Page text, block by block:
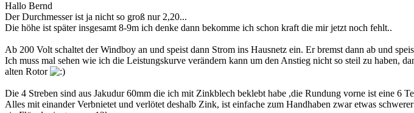
Hallo Bernd
Der Durchmesser ist ja nicht so groß nur 2,20...
Die höhe ist später insgesamt 8-9m ich denke dann bekomme ich schon kraft die mir jetzt noch fehlt..
Ab 200 Volt schaltet der Windboy an und speist dann Strom ins Hausnetz ein. Er bremst dann ab und
Ich muss mal sehen wie ich die Leistungskurve verändern kann um den Anstieg nicht so steil zu haben,
alten Rotor
Die 4 Streben sind aus Jakudur 60mm die ich mit Zinkblech beklebt habe ,die Rundung vorne ist eine 6
Alles mit einander Verbnietet und verlötet deshalb Zink, ist einfache zum Handhaben zwar etwas